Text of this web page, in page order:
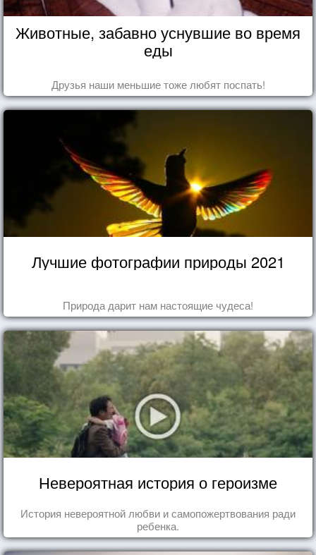
Животные, забавно уснувшие во время
еды
Друзья наши меньшие тоже любят поспать!
Лучшие фотографии природы 2021
Природа дарит нам настоящие чудеса!
Невероятная история о героизме
История невероятной любви и самопожертвования ради
ребенка.